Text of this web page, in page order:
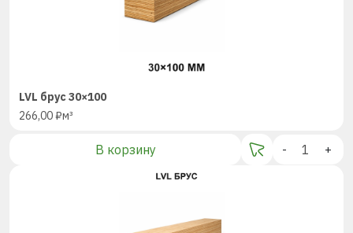
LVL брус 30×100
266,00₽м³
В корзину - +